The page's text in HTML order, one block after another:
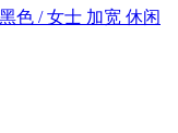
色 / 女士 加宽 休闲